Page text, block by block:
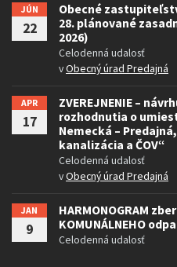
JÚN
22
Obecné
28. plánované
2026)
Celodenná udalosť
vObecný úrad Predajná
APR
17
ZVEREJNENIE –
rozhodnutia o
Nemecká –
kanalizácia a ČOV“
Celodenná udalosť
vObecný úrad Predajná
JAN
9
HARMONOGRAM
KOMUNÁLNEHO
Celodenná udalosť